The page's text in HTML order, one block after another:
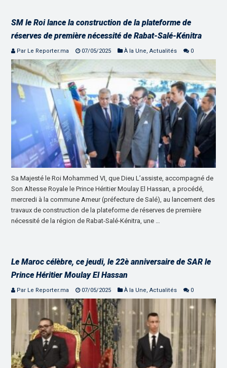
SM le Roi lance la construction de la plateforme de
réserves de première nécessité de Rabat-Salé-Kénitra
Par Le Reporter.ma 07/05/2025 À la Une,Actualités 0
Sa Majesté le Roi Mohammed VI, que Dieu L’assiste, accompagné de
Son Altesse Royale le Prince Héritier Moulay El Hassan, a procédé,
mercredi à la commune Ameur (préfecture de Salé), au lancement des
travaux de construction de la plateforme de réserves de première
nécessité de la région de Rabat-Salé-Kénitra, une …
Le Maroc célèbre, ce jeudi, le 22è anniversaire de SAR le
Prince Héritier Moulay El Hassan
Par Le Reporter.ma 07/05/2025 À la Une,Actualités 0